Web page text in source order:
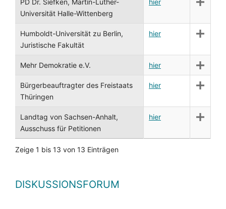
PD Dr. Siefken, Martin-Luther-
Universität Halle-Wittenberg
hier
Humboldt-Universität zu Berlin,
Juristische Fakultät
hier
Mehr Demokratie e.V. hier
Bürgerbeauftragter des Freistaats
Thüringen
hier
Landtag von Sachsen-Anhalt,
Ausschuss für Petitionen
hier
Zeige 1 bis 13 von 13 Einträgen
DISKUSSIONSFORUM